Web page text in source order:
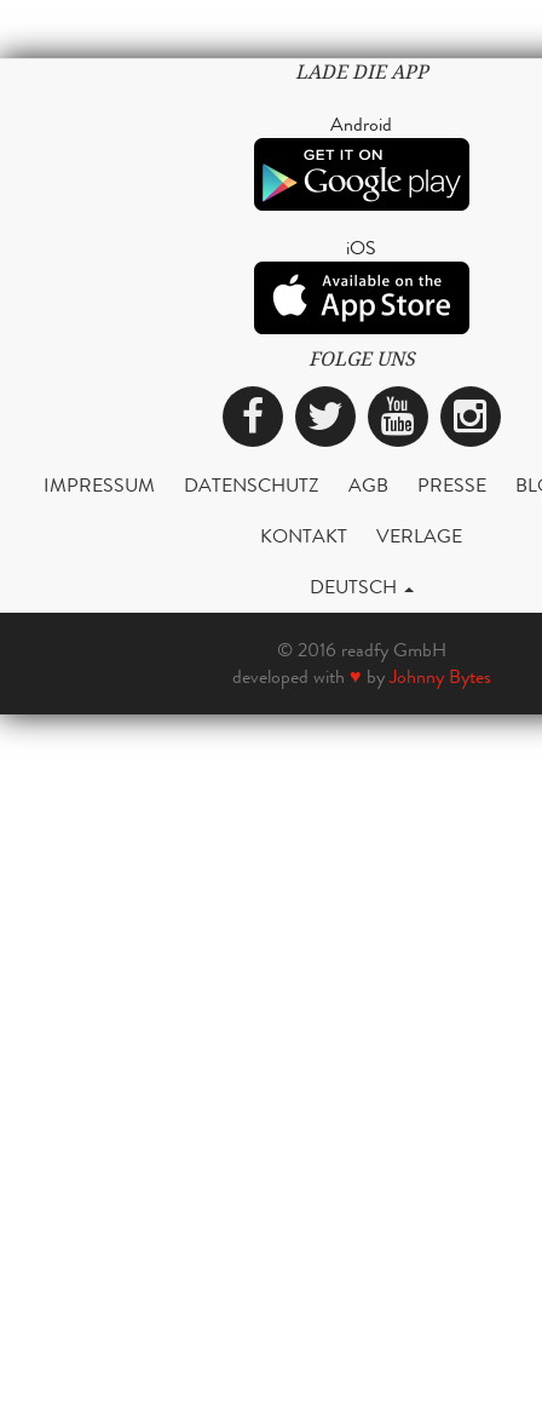
LADE DIE APP
Android
iOS
FOLGE UNS
Facebook
Twitter
IMPRESSUM DATENSCHUTZ AGB PRESSE
KONTAKT
VERLAGE
DEUTSCH
© 2016 readfy GmbH
developed with ♥ byJohnny Bytes